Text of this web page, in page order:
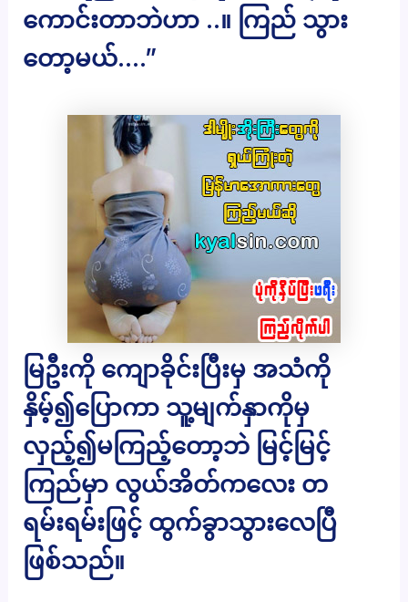
ကောင်းတာဘဲဟာ ..။ ကြည် သွား
တော့မယ်….”
မြဦးကို ကျောခိုင်းပြီးမှ အသံကို
နှိမ့်၍ပြောကာ သူ့မျက်နှာကိုမှ
လှည့်၍မကြည့်တော့ဘဲ မြင့်မြင့်
ကြည်မှာ လွယ်အိတ်ကလေး တ
ရမ်းရမ်းဖြင့် ထွက်ခွာသွားလေပြီ
ဖြစ်သည်။